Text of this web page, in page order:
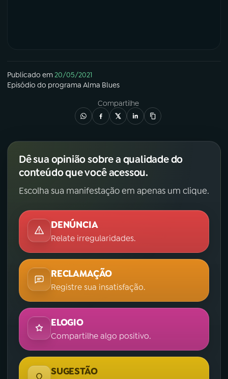
Publicado em20/05/2021
Episódio do programa Alma Blues
Compartilhe
Dê sua opinião sobre a qualidade do
conteúdo que você acessou.
Escolha sua manifestação em apenas um clique.
DENÚNCIA
Relate irregularidades.
RECLAMAÇÃO
Registre sua insatisfação.
ELOGIO
Compartilhe algo positivo.
SUGESTÃO